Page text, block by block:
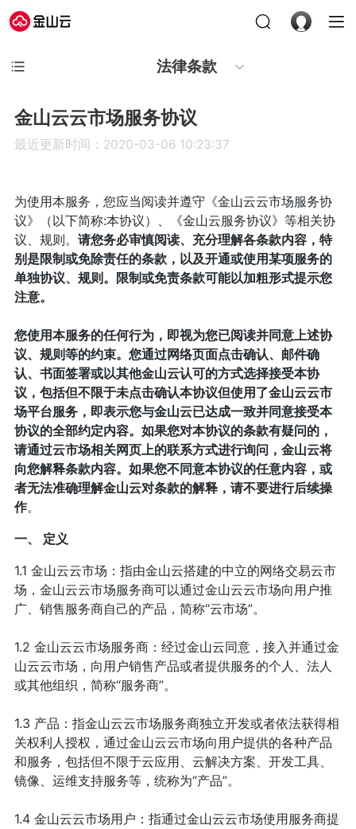
法律条款
金山云云市场服务协议
最近更新时间：2020-03-06 10:23:37
为使用本服务，您应当阅读并遵守《金山云云市场服务协
议》（以下简称:本协议）、《金山云服务协议》等相关协
议、规则。 请您务必审慎阅读、充分理解各条款内容，特
别是限制或免除责任的条款，以及开通或使用某项服务的
单独协议、规则。限制或免责条款可能以加粗形式提示您
注意。
您使用本服务的任何行为，即视为您已阅读并同意上述协
议、规则等的约束。您通过网络页面点击确认、邮件确
认、书面签署或以其他金山云认可的方式选择接受本协
议，包括但不限于未点击确认本协议但使用了金山云云市
场平台服务，即表示您与金山云已达成一致并同意接受本
协议的全部约定内容。如果您对本协议的条款有疑问的，
请通过云市场相关网页上的联系方式进行询问，金山云将
向您解释条款内容。如果您不同意本协议的任意内容，或
者无法准确理解金山云对条款的解释，请不要进行后续操
作。
一、 定义
1.1 金山云云市场：指由金山云搭建的中立的网络交易云市
场，金山云云市场服务商可以通过金山云云市场向用户推
广、销售服务商自己的产品，简称“云市场”。
1.2 金山云云市场服务商：经过金山云同意，接入并通过金
山云云市场，向用户销售产品或者提供服务的个人、法人
或其他组织，简称“服务商”。
1.3 产品：指金山云云市场服务商独立开发或者依法获得相
关权利人授权，通过金山云云市场向用户提供的各种产品
和服务，包括但不限于云应用、云解决方案、开发工具、
镜像、运维支持服务等，统称为“产品”。
1.4 金山云云市场用户：指通过金山云云市场使用服务商提